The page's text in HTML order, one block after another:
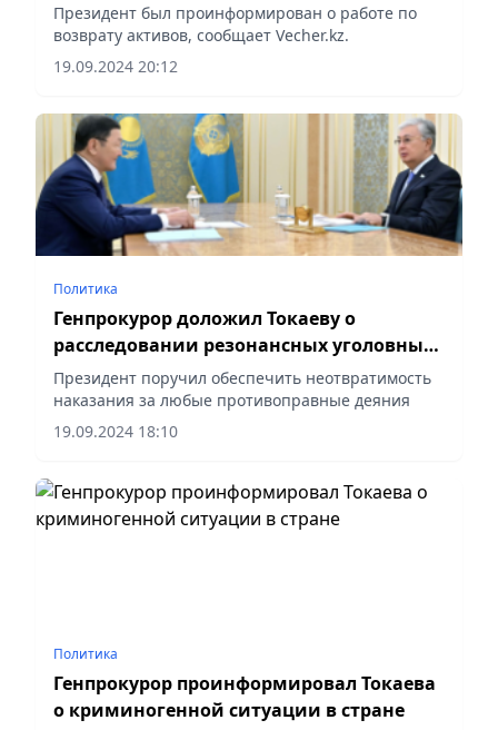
Президент был проинформирован о работе по
возврату активов, сообщает Vecher.kz.
19.09.2024 20:12
Политика
Генпрокурор доложил Токаеву о
расследовании резонансных уголовных
дел
Президент поручил обеспечить неотвратимость
наказания за любые противоправные деяния
19.09.2024 18:10
Политика
Генпрокурор проинформировал Токаева
о криминогенной ситуации в стране